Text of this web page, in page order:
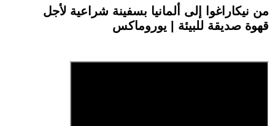
من نيكاراغوا إلى ألمانيا بسفينة شراعية لأجل
قهوة صديقة للبيئة | يوروماكس